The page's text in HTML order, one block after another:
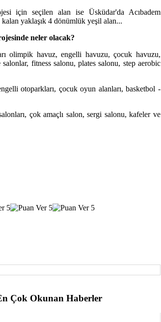
için seçilen alan ise Üsküdar'da Acıbadem
yaklaşık 4 dönümlük yeşil alan...
neler olacak?
olimpik havuz, engelli havuzu, çocuk havuzu,
salonlar, fitness salonu, plates salonu, step aerobic
otoparkları, çocuk oyun alanları, basketbol -
çok amaçlı salon, sergi salonu, kafeler ve
Çok Okunan Haberler